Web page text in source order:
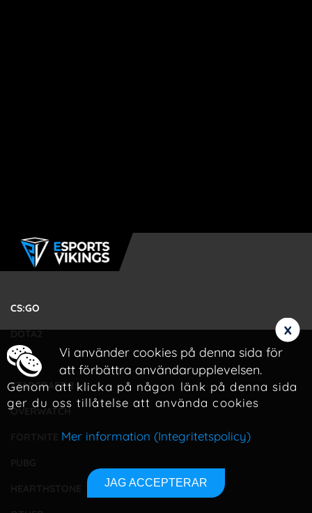
CS:GO
DOTA2
LOL
STARCRAFT 2
OVERWATCH
Vi använder cookies på denna sida för
att förbättra användarupplevelsen.
Genom att klicka på någon länk på denna sida
ger du oss tillåtelse att använda cookies
Mer information (Integritetspolicy)
JAG ACCEPTERAR
x